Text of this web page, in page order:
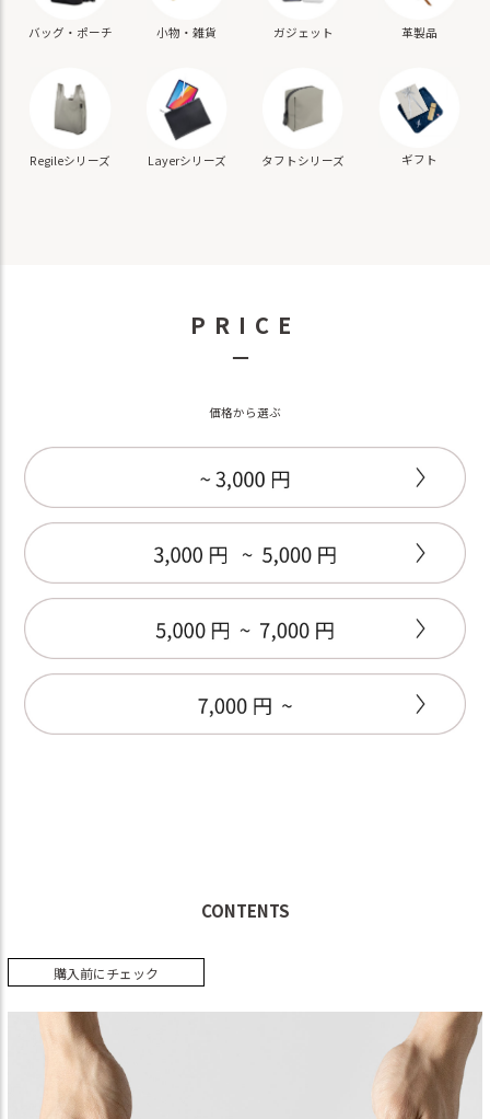
バッグ・ポーチ 小物・雑貨 ガジェット 革製品
Regileシリーズ Layerシリーズ タフトシリーズ ギフト
PRICE
－
価格から選ぶ
CONTENTS
購入前にチェック